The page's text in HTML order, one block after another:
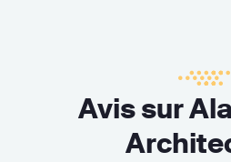
Avis sur